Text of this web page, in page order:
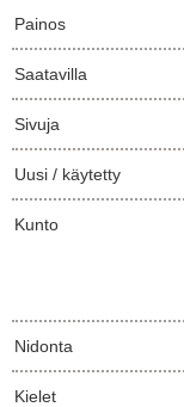
Painos
Saatavilla
Sivuja
Uusi / käytetty
Kunto
Nidonta
Kielet